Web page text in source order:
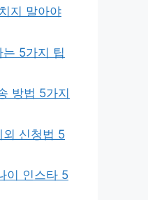
지 말아야
5가지 팁
방법 5가지
외 신청법 5
이 인스타 5